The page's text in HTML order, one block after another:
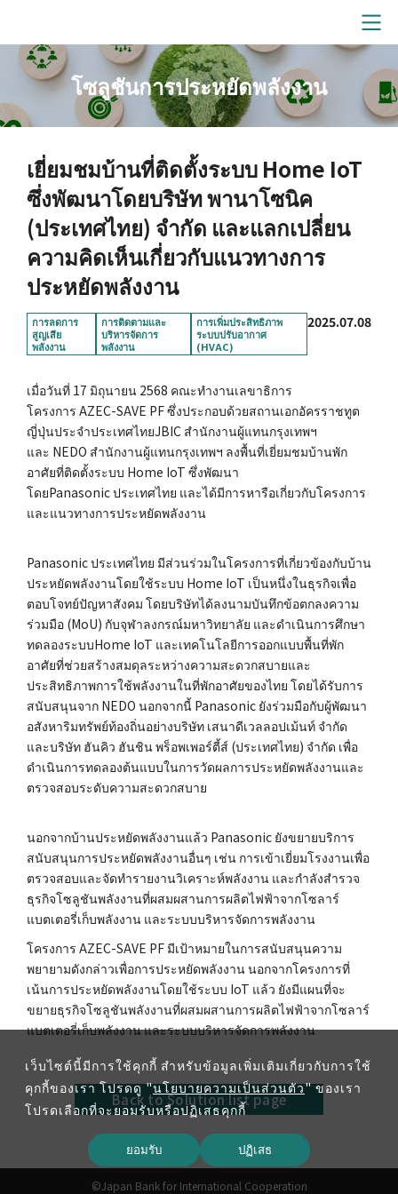
โซลูชันการประหยัดพลังงาน
เยี่ยมชมบ้านที่ติดตั้งระบบ Home IoT
ซึ่งพัฒนาโดยบริษัท พานาโซนิค
(ประเทศไทย) จำกัด และแลกเปลี่ยน
ความคิดเห็นเกี่ยวกับแนวทางการ
ประหยัดพลังงาน
การลดการ
สูญเสีย
พลังงาน
การติดตามและ
บริหารจัดการ
พลังงาน
การเพิ่มประสิทธิภาพ
ระบบปรับอากาศ
(HVAC)
2025.07.08
เมื่อวันที่ 17 มิถุนายน 2568 คณะทำงานเลขาธิการ
โครงการ AZEC-SAVE PF ซึ่งประกอบด้วยสถานเอกอัครราชทูต
ญี่ปุ่นประจำประเทศไทยJBIC สำนักงานผู้แทนกรุงเทพฯ
และ NEDO สำนักงานผู้แทนกรุงเทพฯ ลงพื้นที่เยี่ยมชมบ้านพัก
อาศัยที่ติดตั้งระบบ Home IoT ซึ่งพัฒนา
โดยPanasonic ประเทศไทย และได้มีการหารือเกี่ยวกับโครงการ
และแนวทางการประหยัดพลังงาน
Panasonic ประเทศไทย มีส่วนร่วมในโครงการที่เกี่ยวข้องกับบ้าน
ประหยัดพลังงานโดยใช้ระบบ Home IoT เป็นหนึ่งในธุรกิจเพื่อ
ตอบโจทย์ปัญหาสังคม โดยบริษัทได้ลงนามบันทึกข้อตกลงความ
ร่วมมือ (MoU) กับจุฬาลงกรณ์มหาวิทยาลัย และดำเนินการศึกษา
ทดลองระบบHome IoT และเทคโนโลยีการออกแบบพื้นที่พัก
อาศัยที่ช่วยสร้างสมดุลระหว่างความสะดวกสบายและ
ประสิทธิภาพการใช้พลังงานในที่พักอาศัยของไทย โดยได้รับการ
สนับสนุนจาก NEDO นอกจากนี้ Panasonic ยังร่วมมือกับผู้พัฒนา
อสังหาริมทรัพย์ท้องถิ่นอย่างบริษัท เสนาดีเวลลอปเม้นท์ จำกัด
และบริษัท ฮันคิว ฮันชิน พร็อพเพอร์ตี้ส์ (ประเทศไทย) จำกัด เพื่อ
ดำเนินการทดลองต้นแบบในการวัดผลการประหยัดพลังงานและ
ตรวจสอบระดับความสะดวกสบาย
นอกจากบ้านประหยัดพลังงานแล้ว Panasonic ยังขยายบริการ
สนับสนุนการประหยัดพลังงานอื่นๆ เช่น การเข้าเยี่ยมโรงงานเพื่อ
ตรวจสอบและจัดทำรายงานวิเคราะห์พลังงาน และกำลังสำรวจ
ธุรกิจโซลูชันพลังงานที่ผสมผสานการผลิตไฟฟ้าจากโซลาร์
แบตเตอรี่เก็บพลังงาน และระบบบริหารจัดการพลังงาน
โครงการ AZEC-SAVE PF มีเป้าหมายในการสนับสนุนความ
พยายามดังกล่าวเพื่อการประหยัดพลังงาน นอกจากโครงการที่
เน้นการประหยัดพลังงานโดยใช้ระบบ IoT แล้ว ยังมีแผนที่จะ
ขยายธุรกิจโซลูชันพลังงานที่ผสมผสานการผลิตไฟฟ้าจากโซลาร์
แบตเตอรี่เก็บพลังงาน และระบบบริหารจัดการพลังงาน
Back to Solution list page
©Japan Bank for International Cooperation
เว็บไซต์นี้มีการใช้คุกกี้ สำหรับข้อมูลเพิ่มเติมเกี่ยวกับการใช้
คุกกี้ของเรา โปรดดู "นโยบายความเป็นส่วนตัว" ของเรา
โปรดเลือกที่จะยอมรับหรือปฏิเสธคุกกี้
ยอมรับ ปฏิเสธ